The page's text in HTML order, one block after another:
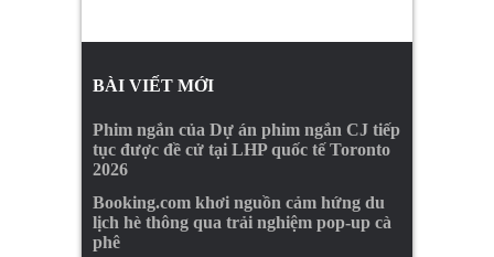
BÀI VIẾT MỚI
Phim ngắn của Dự án phim ngắn CJ tiếp
tục được đề cử tại LHP quốc tế Toronto
2026
Booking.com khơi nguồn cảm hứng du
lịch hè thông qua trải nghiệm pop-up cà
phê